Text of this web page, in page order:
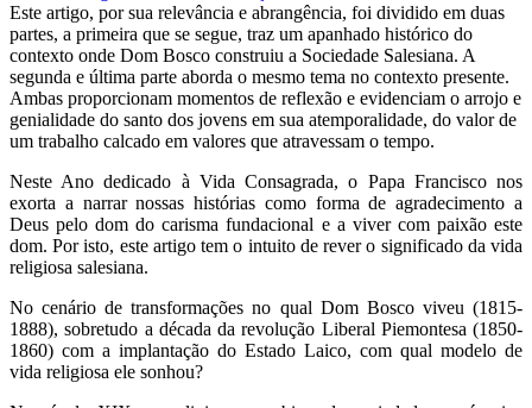
Este artigo, por sua relevância e abrangência, foi dividido em duas
partes, a primeira que se segue, traz um apanhado histórico do
contexto onde Dom Bosco construiu a Sociedade Salesiana. A
segunda e última parte aborda o mesmo tema no contexto presente.
Ambas proporcionam momentos de reflexão e evidenciam o arrojo e
genialidade do santo dos jovens em sua atemporalidade, do valor de
um trabalho calcado em valores que atravessam o tempo.
Neste Ano dedicado à Vida Consagrada, o Papa Francisco nos
exorta a narrar nossas histórias como forma de agradecimento a
Deus pelo dom do carisma fundacional e a viver com paixão este
dom. Por isto, este artigo tem o intuito de rever o significado da vida
religiosa salesiana.
No cenário de transformações no qual Dom Bosco viveu (1815-
1888), sobretudo a década da revolução Liberal Piemontesa (1850-
1860) com a implantação do Estado Laico, com qual modelo de
vida religiosa ele sonhou?